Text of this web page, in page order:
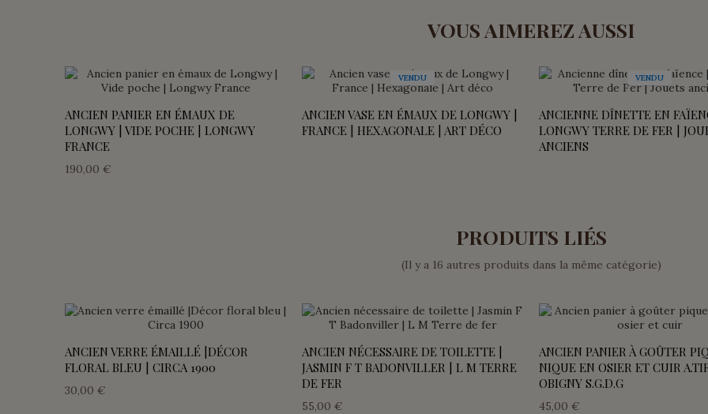
VOUS AIMEREZ AUSSI
ANCIEN PANIER EN ÉMAUX DE
LONGWY | VIDE POCHE | LONGWY
FRANCE
190,00 €
VENDU
ANCIEN VASE EN ÉMAUX DE LONGWY |
FRANCE | HEXAGONALE | ART DÉCO
VENDU
ANCIENNE DÎNETTE EN
LONGWY TERRE DE FER |
ANCIENS
PRODUITS LIÉS
(Il y a 16 autres produits dans la même catégorie)
ANCIEN VERRE ÉMAILLÉ |DÉCOR
FLORAL BLEU | CIRCA 1900
30,00 €
ANCIEN NÉCESSAIRE DE TOILETTE |
JASMIN F T BADONVILLER | L M TERRE
DE FER
55,00 €
ANCIEN PANIER À GOÛTER
NIQUE EN OSIER ET CUIR
OBIGNY S.G.D.G
45,00 €